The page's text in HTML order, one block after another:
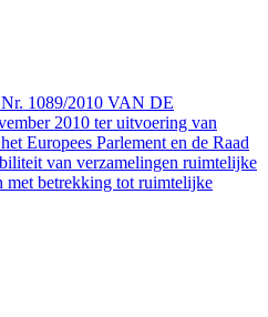
1089/2010 VAN DE
2010 ter uitvoering van
Europees Parlement en de Raad
van verzamelingen ruimtelijke
met betrekking tot ruimtelijke